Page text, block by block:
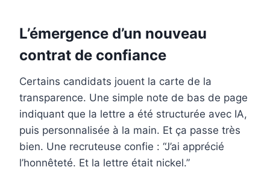
L’émergence d’un nouveau
contrat de confiance
Certains candidats jouent la carte de la
transparence. Une simple note de bas de page
indiquant que la lettre a été structurée avec IA,
puis personnalisée à la main. Et ça passe très
bien. Une recruteuse confie : “J’ai apprécié
l’honnêteté. Et la lettre était nickel.”